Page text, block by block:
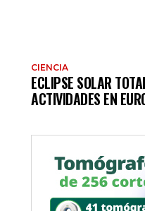
CIENCIA
ECLIPSE SOLAR
ACTIVIDADES EN